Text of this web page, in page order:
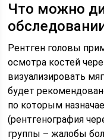
Что можно
Рентген головы
осмотра костей
визуализировать
будет
по которым
(рентгенография
группы – жалобы